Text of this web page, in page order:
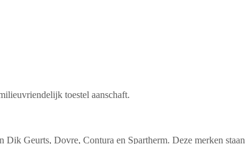
toestel aanschaft.
Geurts, Dovre, Contura en Spartherm. Deze merken staan